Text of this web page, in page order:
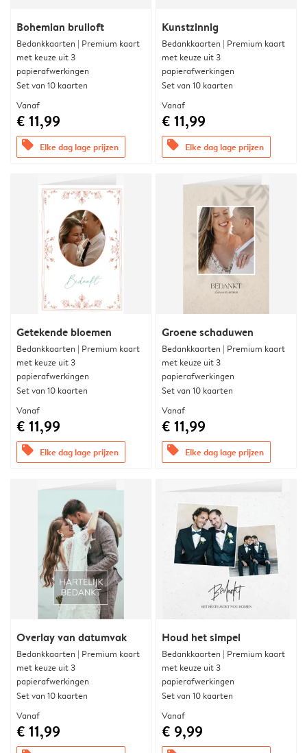
Bohemian bruiloft
Bedankkaarten | Premium kaart
met keuze uit 3
papierafwerkingen
Set van 10 kaarten
Vanaf
€ 11,99
offers Elke dag lage prijzen
Kunstzinnig
Bedankkaarten | Premium kaart
met keuze uit 3
papierafwerkingen
Set van 10 kaarten
Vanaf
€ 11,99
offers Elke dag lage prijzen
Getekende bloemen
Bedankkaarten | Premium kaart
met keuze uit 3
papierafwerkingen
Set van 10 kaarten
Vanaf
€ 11,99
offers Elke dag lage prijzen
Groene schaduwen
Bedankkaarten | Premium kaart
met keuze uit 3
papierafwerkingen
Set van 10 kaarten
Vanaf
€ 11,99
offers Elke dag lage prijzen
Overlay van datumvak
Bedankkaarten | Premium kaart
met keuze uit 3
papierafwerkingen
Set van 10 kaarten
Vanaf
€ 11,99
Houd het simpel
Bedankkaarten | Premium kaart
met keuze uit 3
papierafwerkingen
Set van 10 kaarten
Vanaf
€ 9,99